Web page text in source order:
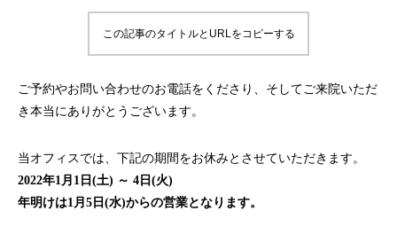
この記事のタイトルとURLをコピーする
ご予約やお問い合わせのお電話をくださり、そしてご来院いただ
き本当にありがとうございます。
当オフィスでは、下記の期間をお休みとさせていただきます。
2022年1月1日(土) ～ 4日(火)
年明けは1月5日(水)からの営業となります。